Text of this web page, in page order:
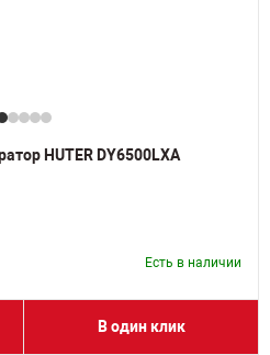
HUTER DY6500LXA
Есть в наличии
В один клик